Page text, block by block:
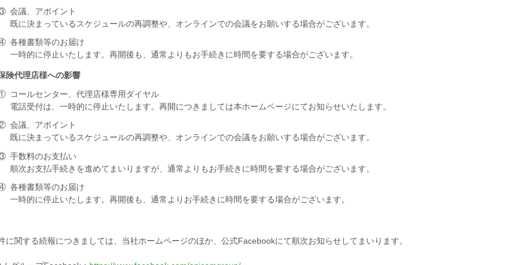
会議、アポイント
既に決まっているスケジュールの再調整や、オンラインでの会議をお願いする場合がございます。
各種書類等のお届け
一時的に停止いたします。再開後も、通常よりもお手続きに時間を要する場合がございます。
険代理店様への影響
コールセンター、代理店様専用ダイヤル
電話受付は、一時的に停止いたします。再開につきましては本ホームページにてお知らせいたします。
会議、アポイント
既に決まっているスケジュールの再調整や、オンラインでの会議をお願いする場合がございます。
手数料のお支払い
順次お支払手続きを進めてまいりますが、通常よりもお手続きに時間を要する場合がございます。
各種書類等のお届け
一時的に停止いたします。再開後も、通常よりお手続きに時間を要する場合がございます。
に関する続報につきましては、当社ホームページのほか、公式Facebookにて順次お知らせしてまいります。